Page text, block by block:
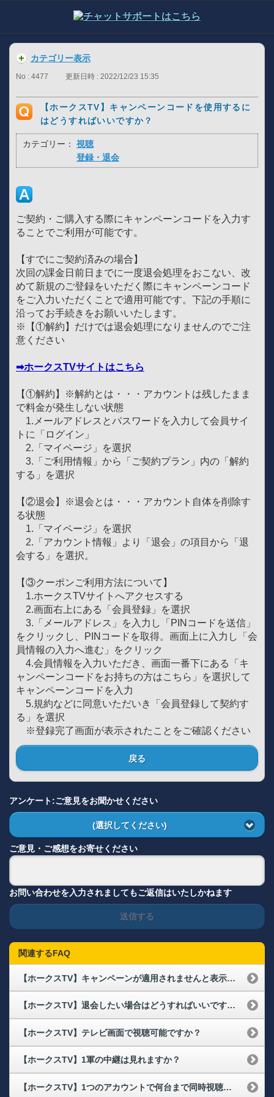
カテゴリー表示
No : 4477 更新日時 : 2022/12/23 15:35
【ホークスTV】キャンペーンコードを使用するに
はどうすればいいですか？
カテゴリー：
視聴
登録・退会
ご契約・ご購入する際にキャンペーンコードを入力す
ることでご利用が可能です。
【すでにご契約済みの場合】
次回の課金日前日までに一度退会処理をおこない、改
めて新規のご登録をいただく際にキャンペーンコード
をご入力いただくことで適用可能です。下記の手順に
沿ってお手続きをお願いいたします。
※【①解約】だけでは退会処理になりませんのでご注
意ください
➡ホークスTVサイトはこちら
【①解約】※解約とは・・・アカウントは残したまま
で料金が発生しない状態
1.メールアドレスとパスワードを入力して会員サイ
トに「ログイン」
2.「マイページ」を選択
3.「ご利用情報」から「ご契約プラン」内の「解約
する」を選択
【②退会】※退会とは・・・アカウント自体を削除す
る状態
1.「マイページ」を選択
2.「アカウント情報」より「退会」の項目から「退
会する」を選択。
【③クーポンご利用方法について】
1.ホークスTVサイトへアクセスする
2.画面右上にある「会員登録」を選択
3.「メールアドレス」を入力し「PINコードを送信」
をクリックし、PINコードを取得。画面上に入力し「会
員情報の入力へ進む」をクリック
4.会員情報を入力いただき、画面一番下にある「キ
ャンペーンコードをお持ちの方はこちら」を選択して
キャンペーンコードを入力
5.規約などに同意いただいき「会員登録して契約す
る」を選択
※登録完了画面が表示されたことをご確認ください
戻る
アンケート:ご意見をお聞かせください
(選択してください)
ご意見・ご感想をお寄せください
お問い合わせを入力されましてもご返信はいたしかねます
送信する
関連するFAQ
【ホークスTV】キャンペーンが適用されませんと表示される
【ホークスTV】退会したい場合はどうすればいいですか？
【ホークスTV】テレビ画面で視聴可能ですか？
【ホークスTV】1軍の中継は見れますか？
【ホークスTV】1つのアカウントで何台まで同時視聴が可能ですか？